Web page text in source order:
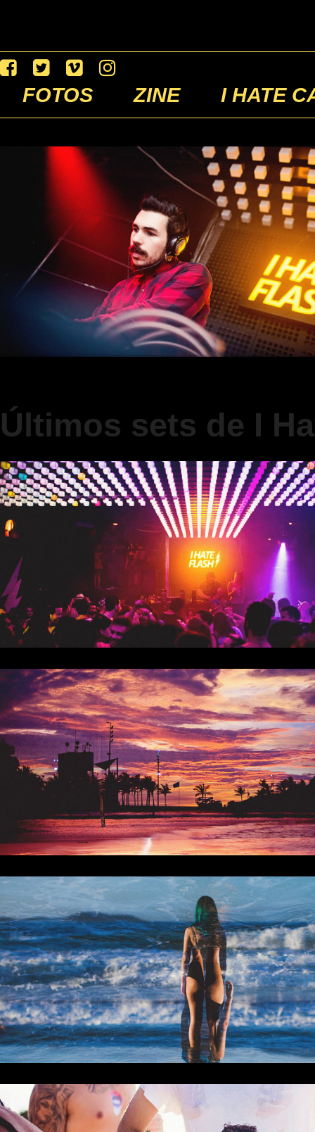
FOTOS ZINE I HATE
Últimos sets de I